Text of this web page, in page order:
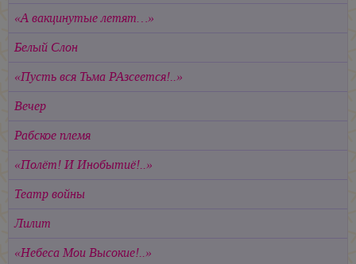
«А вакцинутые летят…»
Белый Слон
«Пусть вся Тьма РАзсеется!..»
Вечер
Рабское племя
«Полёт! И Инобытиё!..»
Театр войны
Лилит
«Небеса Мои Высокие!..»